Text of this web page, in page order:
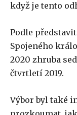
když je tento
Podle
Spojeného
2020 zhruba
čtvrtletí 2019.
Výbor byl také